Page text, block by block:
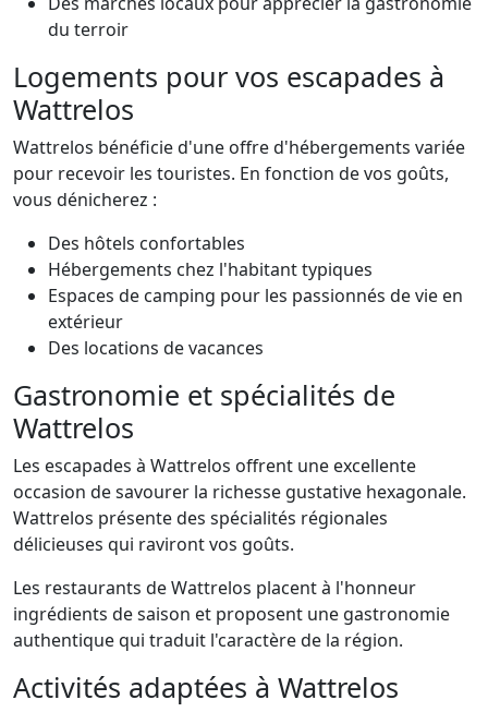
du terroir
Logements pour vos escapades à
Wattrelos
Wattrelos bénéficie d'une offre d'hébergements variée
pour recevoir les touristes. En fonction de vos goûts,
vous dénicherez :
Des hôtels confortables
Hébergements chez l'habitant typiques
Espaces de camping pour les passionnés de vie en
extérieur
Des locations de vacances
Gastronomie et spécialités de
Wattrelos
Les escapades à Wattrelos offrent une excellente
occasion de savourer la richesse gustative hexagonale.
Wattrelos présente des spécialités régionales
délicieuses qui raviront vos goûts.
Les restaurants de Wattrelos placent à l'honneur
ingrédients de saison et proposent une gastronomie
authentique qui traduit l'caractère de la région.
Activités adaptées à Wattrelos